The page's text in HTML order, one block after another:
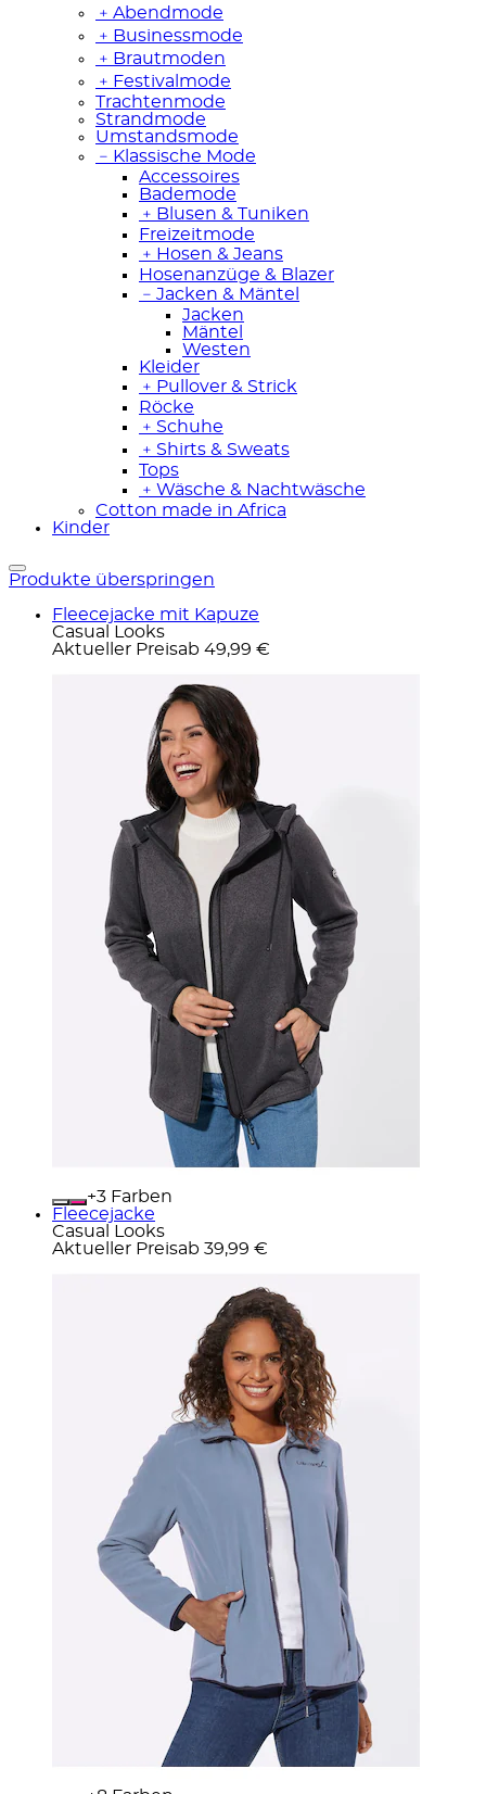
﹢ Abendmode
﹢ Businessmode
﹢ Brautmoden
﹢ Festivalmode
Trachtenmode
Strandmode
Umstandsmode
﹣ Klassische Mode
Accessoires
Bademode
﹢ Blusen & Tuniken
Freizeitmode
﹢ Hosen & Jeans
Hosenanzüge & Blazer
﹣ Jacken & Mäntel
Jacken
Mäntel
Westen
Kleider
﹢ Pullover & Strick
Röcke
﹢ Schuhe
﹢ Shirts & Sweats
Tops
﹢ Wäsche & Nachtwäsche
Cotton made in Africa
Kinder
Produkte überspringen
Fleecejacke mit Kapuze
Casual Looks
Aktueller Preisab 49,99 €
+
Farben
Fleecejacke
Casual Looks
Aktueller Preisab 39,99 €